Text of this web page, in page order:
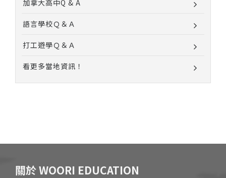
加拿大高中Q & A
語言學校Ｑ＆Ａ
打工遊學Ｑ＆Ａ
看更多當地資訊！
關於 WOORI EDUCATION